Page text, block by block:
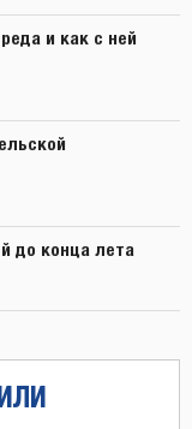
и как с ней
до конца лета